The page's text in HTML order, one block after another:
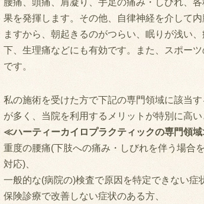
腰痛、頭痛、肩凝り、手足の痛み・しびれ、
果を発揮します。その他、自律神経を介して
ますから、朝起きるのがつらい、眠りが浅い
下、生理痛などにも有効です。また、スポー
です。
私の施術を受けた方で下記の専門領域に該当
が多く、当院を利用するメリットが特別に高い
≪ハーティーカイロプラクティックの専門領
重度の腰痛(下肢への痛み・しびれを伴う場合
対応)、
一般的な(病院の)検査で原因を特定できない症
保険診療で改善しない症状のある方、